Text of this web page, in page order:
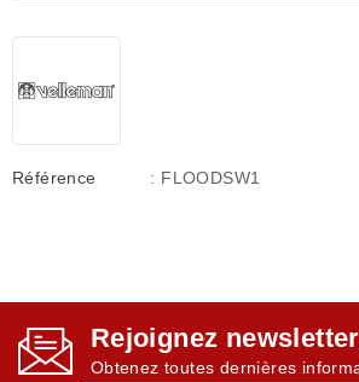
Référence : FLOODSW1
Rejoignez
Obtenez toutes dernières